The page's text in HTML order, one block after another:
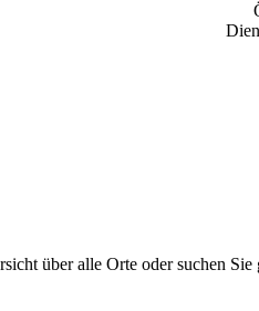
über alle Orte oder suchen Sie